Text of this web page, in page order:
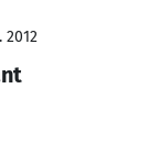
2012